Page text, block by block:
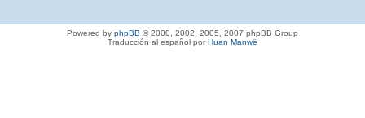
Powered by phpBB © 2000, 2002, 2005, 2007 phpBB Group
Traducción al español porHuan Manwë